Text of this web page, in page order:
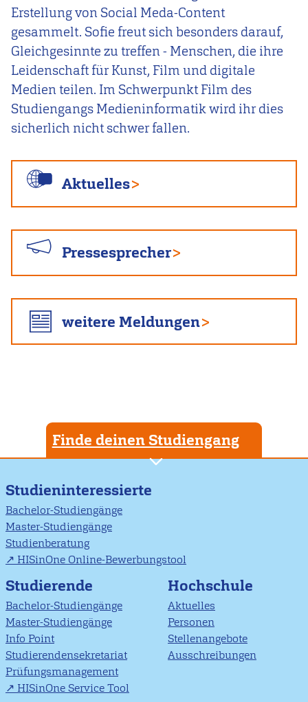
Erstellung von Social Meda-Content
gesammelt. Sofie freut sich besonders darauf,
Gleichgesinnte zu treffen - Menschen, die ihre
Leidenschaft für Kunst, Film und digitale
Medien teilen. Im Schwerpunkt Film des
Studiengangs Medieninformatik wird ihr dies
sicherlich nicht schwer fallen.
Aktuelles
Pressesprecher
weitere Meldungen
Finde deinen Studiengang
Studieninteressierte
Bachelor-Studiengänge
Master-Studiengänge
Studienberatung
HISinOne Online-Bewerbungstool
Studierende
Bachelor-Studiengänge
Master-Studiengänge
Info Point
Studierendensekretariat
Prüfungsmanagement
HISinOne Service Tool
Hochschule
Aktuelles
Personen
Stellenangebote
Ausschreibungen